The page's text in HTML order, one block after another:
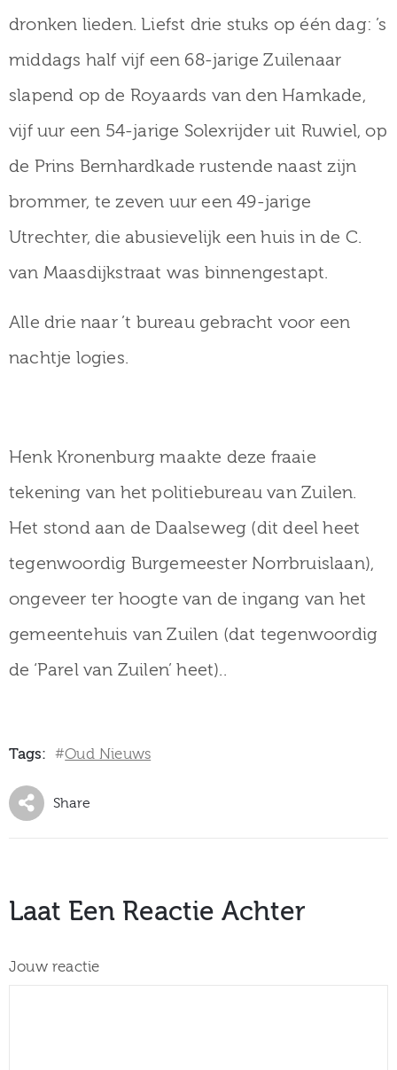
Zuilen
Collectie
dronken lieden. Liefst drie stuks op één dag: ’s
middags half vijf een 68-jarige Zuilenaar
slapend op de Royaards van den Hamkade,
vijf uur een 54-jarige Solexrijder uit Ruwiel, op
de Prins Bernhardkade rustende naast zijn
brommer, te zeven uur een 49-jarige
Utrechter, die abusievelijk een huis in de C.
van Maasdijkstraat was binnengestapt.
Alle drie naar ’t bureau gebracht voor een
nachtje logies.
Henk Kronenburg maakte deze fraaie
tekening van het politiebureau van Zuilen.
Het stond aan de Daalseweg (dit deel heet
tegenwoordig Burgemeester Norrbruislaan),
ongeveer ter hoogte van de ingang van het
gemeentehuis van Zuilen (dat tegenwoordig
de ‘Parel van Zuilen’ heet)..
Tags: #Oud Nieuws
Share
Laat Een Reactie Achter
Jouw reactie